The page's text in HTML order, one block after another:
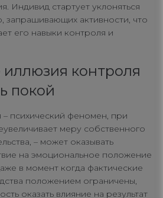
Индивид стартует уклоняться
запрашивающих активности, что
его навыки контроля и
контроля
покой
– психический феномен, при
меру собственного
– может оказывать
на эмоциональное положение
в момент когда фактические
положением ограничены,
оказать влияние на результат